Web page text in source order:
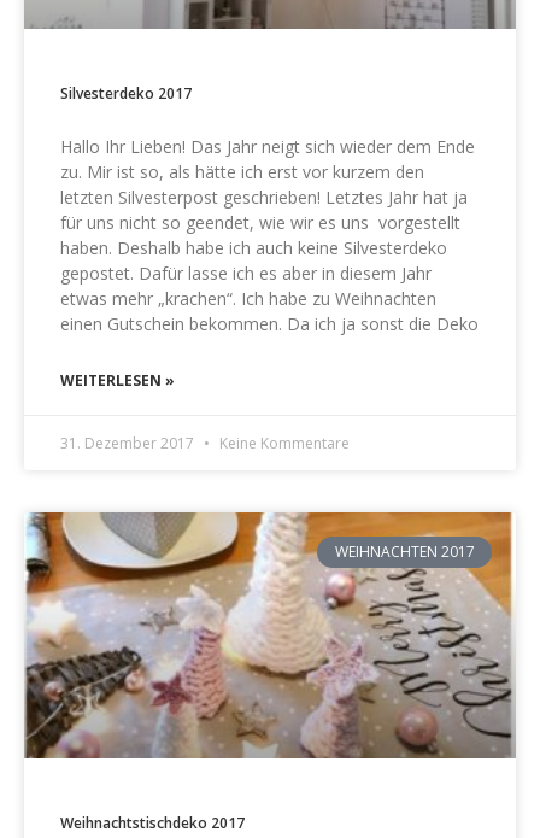
Silvesterdeko 2017
Hallo Ihr Lieben! Das Jahr neigt sich wieder dem Ende
zu. Mir ist so, als hätte ich erst vor kurzem den
letzten Silvesterpost geschrieben! Letztes Jahr hat ja
für uns nicht so geendet, wie wir es uns vorgestellt
haben. Deshalb habe ich auch keine Silvesterdeko
gepostet. Dafür lasse ich es aber in diesem Jahr
etwas mehr „krachen“. Ich habe zu Weihnachten
einen Gutschein bekommen. Da ich ja sonst die Deko
WEITERLESEN »
31. Dezember 2017 Keine Kommentare
WEIHNACHTEN 2017
Weihnachtstischdeko 2017